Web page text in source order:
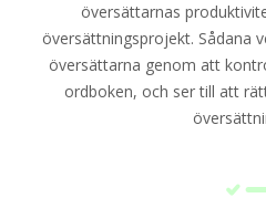
översättarnas
översättningsprojekt. Sådana
översättarna genom att
ordboken, och ser till att